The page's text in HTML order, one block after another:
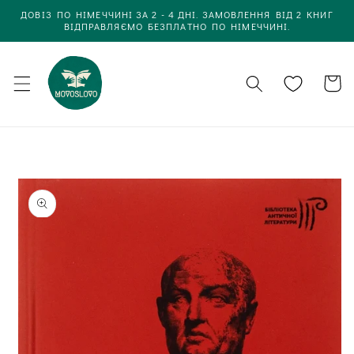
до
вмісту
ДОВІЗ ПО НІМЕЧЧИНІ ЗА 2 - 4 ДНІ. ЗАМОВЛЕННЯ ВІД 2 КНИГ
ВІДПРАВЛЯЄМО БЕЗПЛАТНО ПО НІМЕЧЧИНІ.
Кошик
про товар